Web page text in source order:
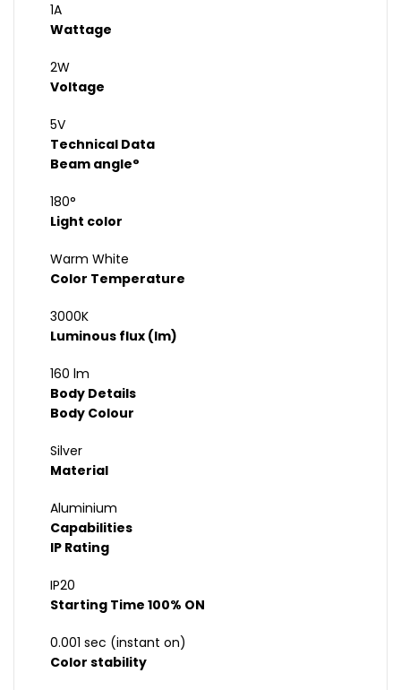
1A
Wattage
2W
Voltage
5V
Technical Data
Beam angle°
180°
Light color
Warm White
Color Temperature
3000K
Luminous flux (lm)
160 lm
Body Details
Body Colour
Silver
Material
Aluminium
Capabilities
IP Rating
IP20
Starting Time 100% ON
0.001 sec (instant on)
Color stability